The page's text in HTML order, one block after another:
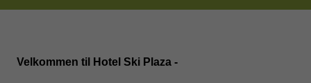
Velkommen til Hotel Ski Plaza -